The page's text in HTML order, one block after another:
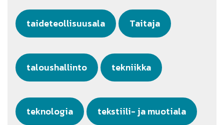
taideteollisuusala Taitaja
taloushallinto tekniikka
teknologia tekstiili- ja muotiala